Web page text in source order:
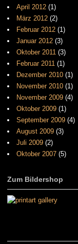
April 2012 (1)
März 2012 (2)
Februar 2012 (1)
Januar 2012 (3)
Oktober 2011 (3)
Februar 2011 (1)
Dezember 2010 (1)
November 2010 (1)
November 2009 (4)
Oktober 2009 (1)
September 2009 (4)
August 2009 (3)
Juli 2009 (2)
Oktober 2007 (5)
Zum Bildershop